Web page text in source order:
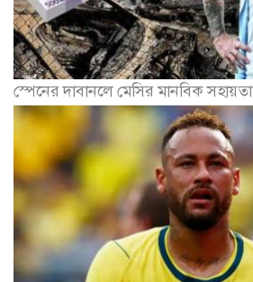
স্পেনের দাবানলে মেসির মানবিক সহায়তা